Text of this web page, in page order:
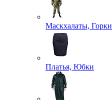
Маскхалаты, Горки
Платья, Юбки